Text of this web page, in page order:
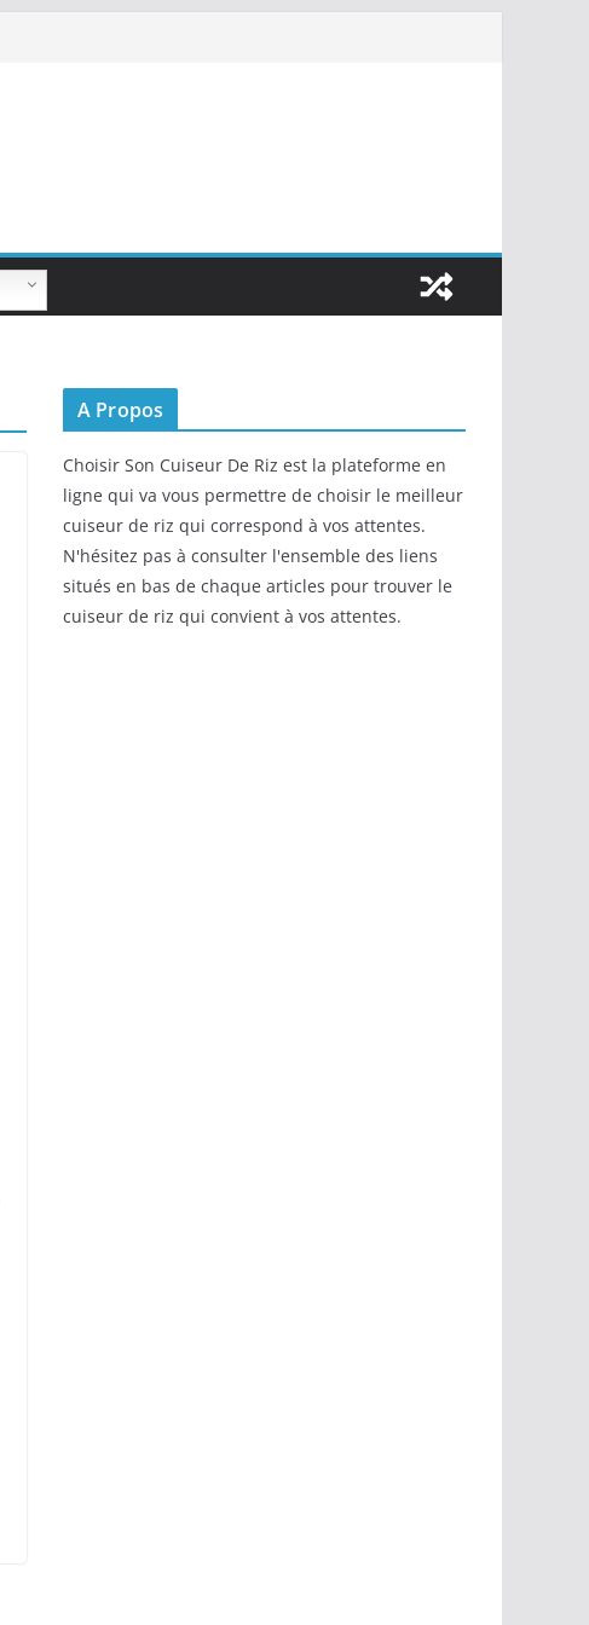
A Propos
Choisir Son Cuiseur De Riz est la plateforme en
ligne qui va vous permettre de choisir le meilleur
cuiseur de riz qui correspond à vos attentes.
N'hésitez pas à consulter l'ensemble des liens
situés en bas de chaque articles pour trouver le
cuiseur de riz qui convient à vos attentes.